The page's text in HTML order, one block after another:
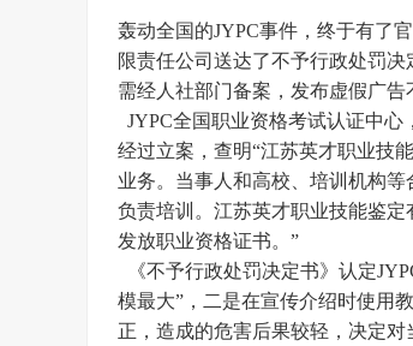
轰动全国的JYPC事件，终于有了
限责任公司送达了不予行政处罚
需经人社部门备案，发布虚假广告
JYPC全国职业资格考试认证中
经过立案，查明“江苏英才职业技
业务。当事人和高校、培训机构
负责培训。江苏英才职业技能鉴
发放职业资格证书。”
《不予行政处罚决定书》认定
模最大”，二是在宣传介绍时使用
正，造成的危害后果较轻，决定对